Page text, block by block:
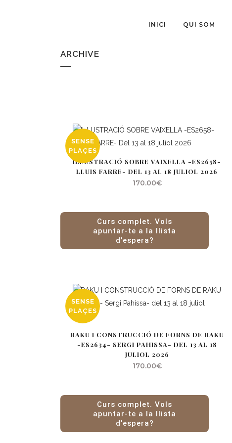
INICI QUI SOM
ARCHIVE
SENSE
PLAÇES
IL·LUSTRACIÓ SOBRE VAIXELLA -ES2658-
LLUIS FARRE- DEL 13 AL 18 JULIOL 2026
170.00€
Curs complet. Vols
apuntar-te a la llista
d'espera?
SENSE
PLAÇES
RAKU I CONSTRUCCIÓ DE FORNS DE RAKU
-ES2634- SERGI PAHISSA- DEL 13 AL 18
JULIOL 2026
170.00€
Curs complet. Vols
apuntar-te a la llista
d'espera?